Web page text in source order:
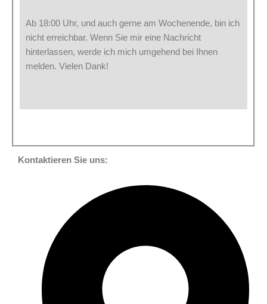
Ab 18:00 Uhr, und auch gerne am Wochenende, bin ich
nicht erreichbar. Wenn Sie mir eine Nachricht
hinterlassen, werde ich mich umgehend bei Ihnen
melden. Vielen Dank!
Kontaktieren Sie uns: